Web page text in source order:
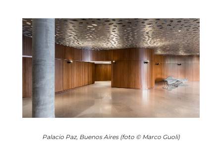
Palacio Paz, Buenos Aires (foto © Marco Guoli)